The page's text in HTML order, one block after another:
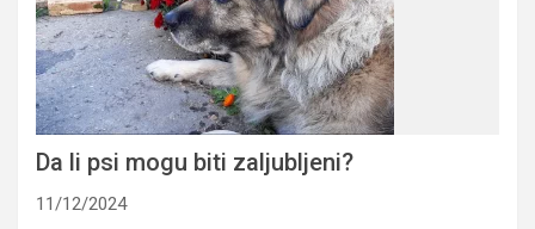
Da li psi mogu biti zaljubljeni?
11/12/2024